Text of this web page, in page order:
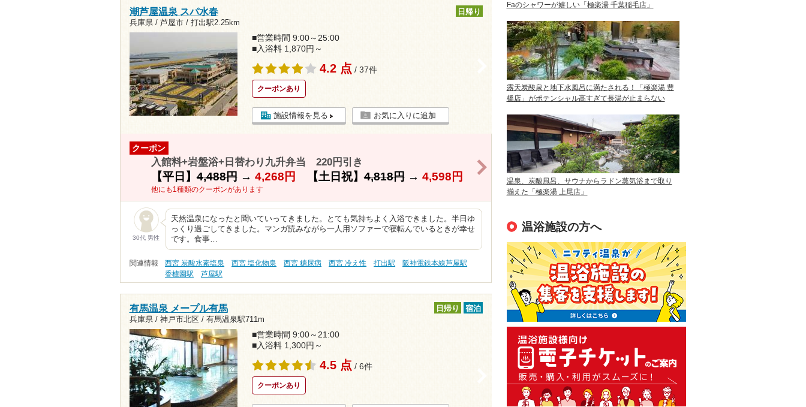
潮芦屋温泉 スパ水春
兵庫県 / 芦屋市 / 打出駅2.25km
日帰り
■営業時間 9:00～25:00
■入浴料 1,870円～
4.2 点 / 37件
クーポンあり
施設情報を見る お気に入りに追加
クーポン
入館料+岩盤浴+日替わり九升弁当 220円引き
【平日】4,488円→ 4,268円 【土日祝】4,818円→ 4,598円
他にも1種類のクーポンがあります
30代 男性
天然温泉になったと聞いていってきました。とても気持ちよく入浴できました。半日ゆ
っくり過ごしてきました。マンガ読みながら一人用ソファーで寝転んでいるときが幸せ
です。食事…
関連情報 西宮 炭酸水素塩泉 西宮 塩化物泉 西宮 糖尿病 西宮 冷え性 打出駅
阪神電鉄本線芦屋駅
香櫨園駅
芦屋駅
有馬温泉 メープル有馬
兵庫県 / 神戸市北区 / 有馬温泉駅711m
日帰り 宿泊
■営業時間 9:00～21:00
■入浴料 1,300円～
4.5 点 / 6件
クーポンあり
Faのシャワーが嬉しい「極楽湯 千葉稲毛店」
露天炭酸泉と地下水風呂に満たされる！「極楽湯 豊
橋店」がポテンシャル高すぎて長湯が止まらない
温泉、炭酸風呂、サウナからラドン蒸気浴まで取り
揃えた「極楽湯 上尾店」
温浴施設の方へ
ニフティ温泉を使って手軽に